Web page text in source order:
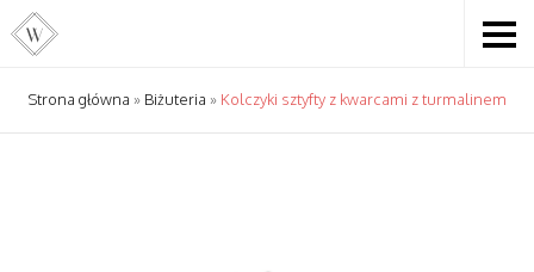
Strona główna » Biżuteria » Kolczyki sztyfty z kwarcami z turmalinem